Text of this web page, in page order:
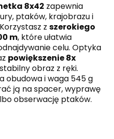
8x42 zapewnia
ptaków, krajobrazu i
z szerokiego
m, które ułatwia
celu. Optyka
powiększenie 8x
obraz z ręki.
obudowa i waga 545 g
ją na spacer, wyprawę
obserwację ptaków.